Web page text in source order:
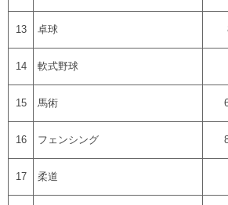
13 卓球
14 軟式野球
15 馬術
16 フェンシング
17 柔道